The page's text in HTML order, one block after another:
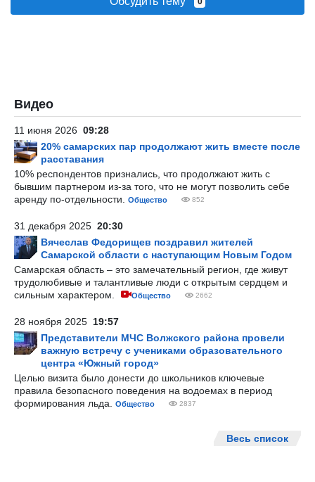
Видео
11 июня 2026 09:28
20% самарских пар продолжают жить вместе после
расставания
10% респондентов признались, что продолжают жить с
бывшим партнером из-за того, что не могут позволить себе
аренду по-отдельности.
Общество 852
31 декабря 2025 20:30
Вячеслав Федорищев поздравил жителей
Самарской области с наступающим Новым Годом
Самарская область – это замечательный регион, где живут
трудолюбивые и талантливые люди с открытым сердцем и
сильным характером.
Общество 2662
28 ноября 2025 19:57
Представители МЧС Волжского района провели
важную встречу с учениками образовательного
центра «Южный город»
Целью визита было донести до школьников ключевые
правила безопасного поведения на водоемах в период
формирования льда.
Общество 2837
Весь список